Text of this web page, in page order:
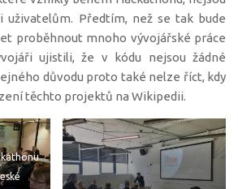
uživatelům. Předtím, než se tak bude
proběhnout mnoho vývojářské práce
ujistili, že v kódu nejsou žádné
důvodu proto také nelze říct, kdy
těchto projektů na Wikipedii.